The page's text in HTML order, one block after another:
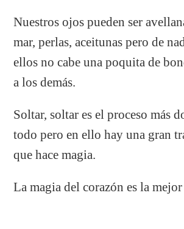
Nuestros ojos pueden ser
mar, perlas, aceitunas pero de
ellos no cabe una poquita de
a los demás.
Soltar, soltar es el proceso más
todo pero en ello hay una gran
que hace magia.
La magia del corazón es la